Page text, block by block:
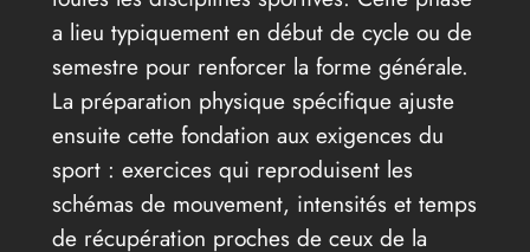
a lieu typiquement en début de cycle ou de
semestre pour renforcer la forme générale.
La préparation physique spécifique ajuste
ensuite cette fondation aux exigences du
sport : exercices qui reproduisent les
schémas de mouvement, intensités et temps
de récupération proches de ceux de la